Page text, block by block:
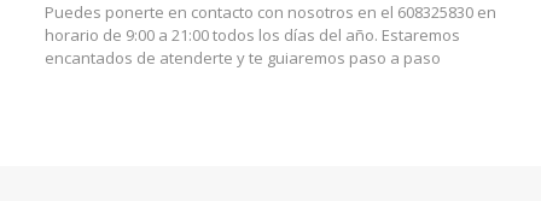
Puedes ponerte en contacto con nosotros en el 608325830 en
horario de 9:00 a 21:00 todos los días del año. Estaremos
encantados de atenderte y te guiaremos paso a paso